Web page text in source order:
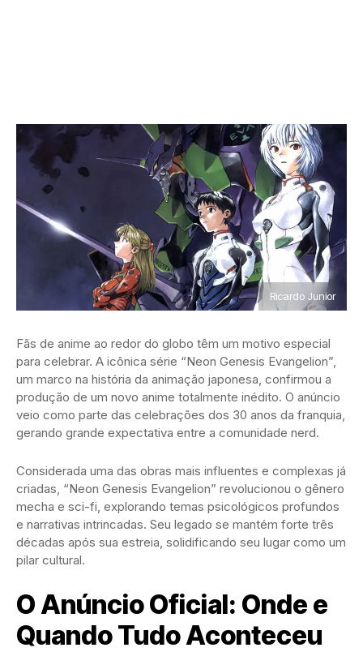
Ricardo Junior
Fãs de anime ao redor do globo têm um motivo especial
para celebrar. A icônica série “Neon Genesis Evangelion”,
um marco na história da animação japonesa, confirmou a
produção de um novo anime totalmente inédito. O anúncio
veio como parte das celebrações dos 30 anos da franquia,
gerando grande expectativa entre a comunidade nerd.
Considerada uma das obras mais influentes e complexas já
criadas, “Neon Genesis Evangelion” revolucionou o gênero
mecha e sci-fi, explorando temas psicológicos profundos
e narrativas intrincadas. Seu legado se mantém forte três
décadas após sua estreia, solidificando seu lugar como um
pilar cultural.
O Anúncio Oficial: Onde e
Quando Tudo Aconteceu